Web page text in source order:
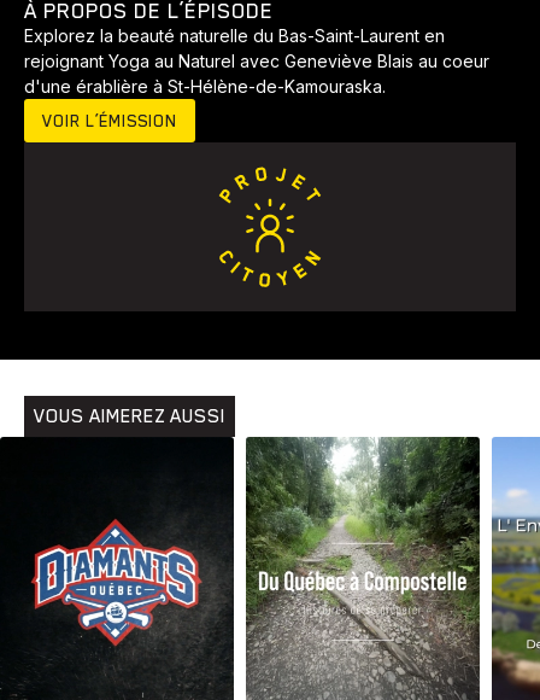
À PROPOS DE L’ÉPISODE
Explorez la beauté naturelle du Bas-Saint-Laurent en
rejoignant Yoga au Naturel avec Geneviève Blais au coeur
d'une érablière à St-Hélène-de-Kamouraska.
VOIR L’ÉMISSION
VOUS AIMEREZ AUSSI